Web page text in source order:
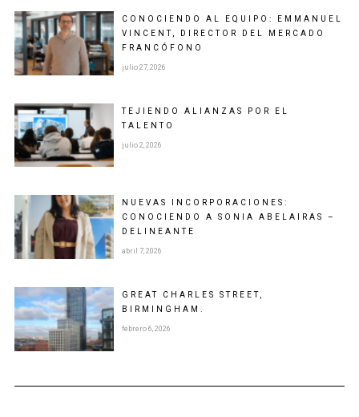
CONOCIENDO AL EQUIPO: EMMANUEL
VINCENT, DIRECTOR DEL MERCADO
FRANCÓFONO
julio 27, 2026
TEJIENDO ALIANZAS POR EL
TALENTO
julio 2, 2026
NUEVAS INCORPORACIONES:
CONOCIENDO A SONIA ABELAIRAS –
DELINEANTE
abril 7, 2026
GREAT CHARLES STREET,
BIRMINGHAM.
febrero 6, 2026